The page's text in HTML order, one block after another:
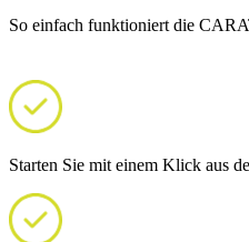
So einfach funktioniert die
Starten Sie mit einem Klick aus